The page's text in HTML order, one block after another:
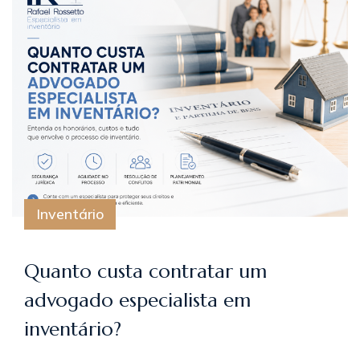
Inventário
Quanto custa contratar um
advogado especialista em
inventário?